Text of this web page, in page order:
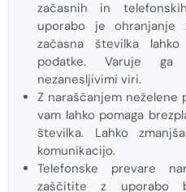
začasnih in
uporabo je ohranjanje
začasna številka
podatke. Varuje
nezanesljivimi viri.
Z naraščanjem
vam lahko pomaga
številka. Lahko
komunikacijo.
Telefonske prevare
zaščitite z uporabo